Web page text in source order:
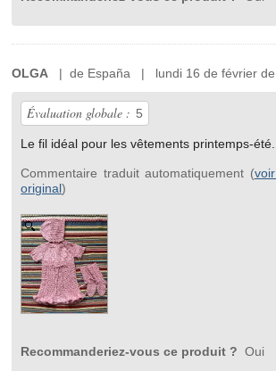
OLGA | de España | lundi 16 de février de
Évaluation globale : 5
Le fil idéal pour les vêtements printemps-été.
Commentaire traduit automatiquement (
original)
Recommanderiez-vous ce produit ? Oui